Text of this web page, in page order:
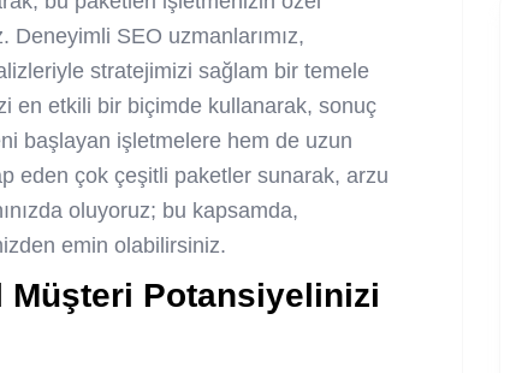
Deneyimli SEO uzmanlarımız,
stratejimizi sağlam bir temele
en etkili bir biçimde kullanarak, sonuç
başlayan işletmelere hem de uzun
eden çok çeşitli paketler sunarak, arzu
oluyoruz; bu kapsamda,
emin olabilirsiniz.
Müşteri Potansiyelinizi